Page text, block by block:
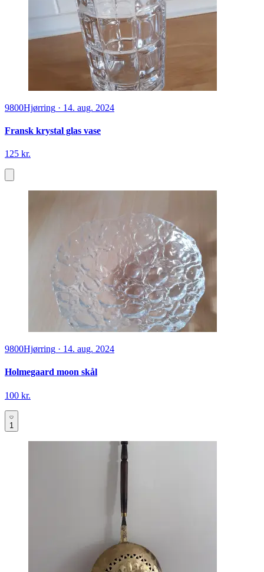
9800Hjørring · 14. aug. 2024
Fransk krystal glas vase
125 kr.
9800Hjørring · 14. aug. 2024
Holmegaard moon skål
100 kr.
1